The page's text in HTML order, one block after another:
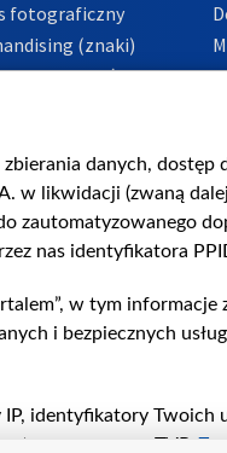
fotograficzny
(znaki)
Prywatności
danych,
w likwidacji (zwaną dalej
zautomatyzowanego
nas identyfikatora
w tym
i bezpiecznych
IP, identyfikatory Twoich
przez TVP,